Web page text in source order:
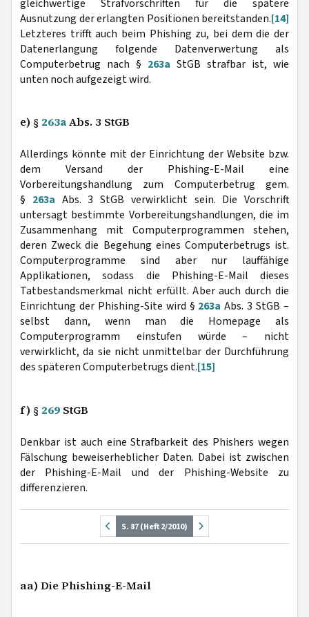
gleichwertige Strafvorschriften für die spätere
Ausnutzung der erlangten Positionen bereitstanden.[14]
Letzteres trifft auch beim Phishing zu, bei dem die der
Datenerlangung folgende Datenverwertung als
Computerbetrug nach § 263a StGB strafbar ist, wie
unten noch aufgezeigt wird.
e) § 263aAbs. 3 StGB
Allerdings könnte mit der Einrichtung der Website bzw.
dem Versand der Phishing-E-Mail eine
Vorbereitungshandlung zum Computerbetrug gem.
§ 263a Abs. 3 StGB verwirklicht sein. Die Vorschrift
untersagt bestimmte Vorbereitungshandlungen, die im
Zusammenhang mit Computerprogrammen stehen,
deren Zweck die Begehung eines Computerbetrugs ist.
Computerprogramme sind aber nur lauffähige
Applikationen, sodass die Phishing-E-Mail dieses
Tatbestandsmerkmal nicht erfüllt. Aber auch durch die
Einrichtung der Phishing-Site wird § 263a Abs. 3 StGB –
selbst dann, wenn man die Homepage als
Computerprogramm einstufen würde – nicht
verwirklicht, da sie nicht unmittelbar der Durchführung
des späteren Computerbetrugs dient.[15]
f) § 269 StGB
Denkbar ist auch eine Strafbarkeit des Phishers wegen
Fälschung beweiserheblicher Daten. Dabei ist zwischen
der Phishing-E-Mail und der Phishing-Website zu
differenzieren.
S. 87 (Heft 2/2010)
aa) Die Phishing-E-Mail